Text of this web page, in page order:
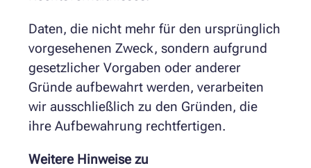
Daten, die nicht mehr für den ursprünglich
vorgesehenen Zweck, sondern aufgrund
gesetzlicher Vorgaben oder anderer
Gründe aufbewahrt werden, verarbeiten
wir ausschließlich zu den Gründen, die
ihre Aufbewahrung rechtfertigen.
Weitere Hinweise zu